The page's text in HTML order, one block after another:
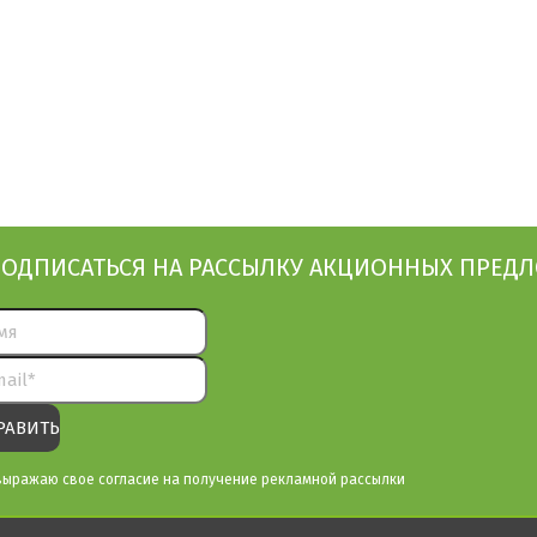
НА РАССЫЛКУ АКЦИОННЫХ
свое согласие на получение рекламной рассылки